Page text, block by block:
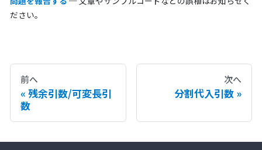
ださい。
前へ
残余引数/可変長引
数
次へ
分割代入引数